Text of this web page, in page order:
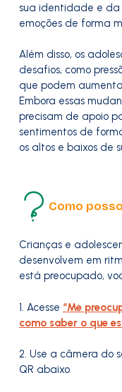
sua identidade e
emoções de forma
Além disso, os
desafios, como
que podem
Embora essas
precisam de apoio
sentimentos de
os altos e baixos de
Como
Crianças e
desenvolvem em
está preocupado,
1. Acesse “Me
como saber o que
2. Use a câmera do
QR abaixo